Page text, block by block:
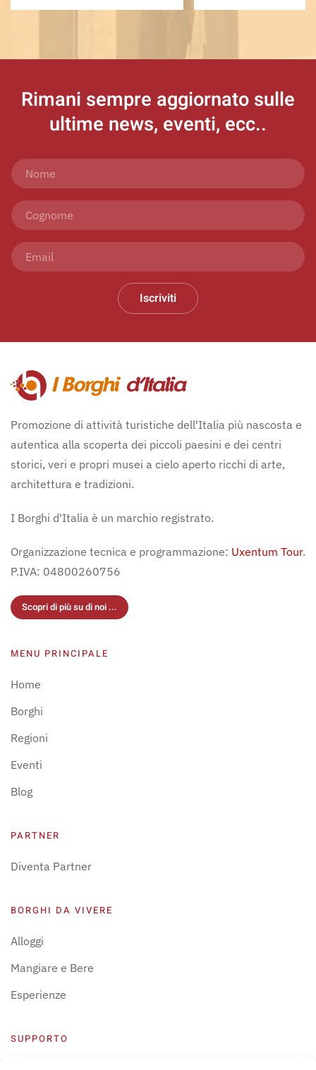
Rimani sempre aggiornato sulle
ultime news, eventi, ecc..
Iscriviti
Promozione di attività turistiche dell'Italia più nascosta e
autentica alla scoperta dei piccoli paesini e dei centri
storici, veri e propri musei a cielo aperto ricchi di arte,
architettura e tradizioni.
I Borghi d'Italia è un marchio registrato.
Organizzazione tecnica e programmazione: Uxentum Tour.
P.IVA: 04800260756
Scopri di più su di noi ...
MENU PRINCIPALE
Home
Borghi
Regioni
Eventi
Blog
PARTNER
Diventa Partner
BORGHI DA VIVERE
Alloggi
Mangiare e Bere
Esperienze
SUPPORTO